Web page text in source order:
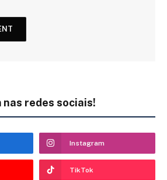
nas redes sociais!
Instagram
TikTok